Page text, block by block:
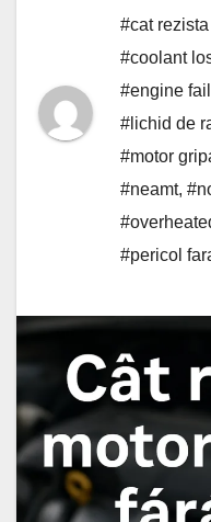
#cat
#coolant
#engine
#lichid de
#motor
#neamt,
#pericol